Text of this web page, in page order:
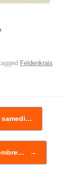
Feldenkrais
samedi…
→